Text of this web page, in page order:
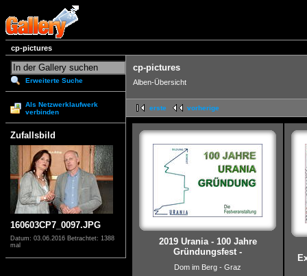
cp-pictures
Erweiterte Suche
Als Netzwerklaufwerk
verbinden
Zufallsbild
160603CP7_0097.JPG
Datum: 03.06.2016 Betrachtet: 1388
mal
cp-pictures
Alben-Übersicht
erste vorherige
2019 Urania - 100 Jahre
Gründungsfest -
Dom im Berg - Graz